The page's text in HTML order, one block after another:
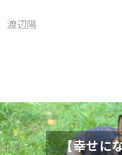
渡辺陽
【幸せに